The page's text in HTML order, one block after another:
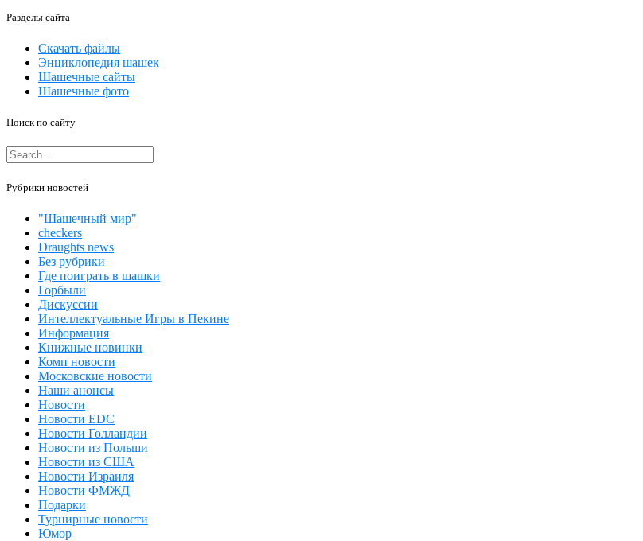
Разделы сайта
Скачать файлы
Энциклопедия шашек
Шашечные сайты
Шашечные фото
Поиск по сайту
Рубрики новостей
"Шашечный мир"
checkers
Draughts news
Без рубрики
Где поиграть в шашки
Горбыли
Дискуссии
Интеллектуальные Игры в Пекине
Информация
Книжные новинки
Комп новости
Московские новости
Наши анонсы
Новости
Новости EDC
Новости Голландии
Новости из Польши
Новости из США
Новости Израиля
Новости ФМЖД
Подарки
Турнирные новости
Юмор